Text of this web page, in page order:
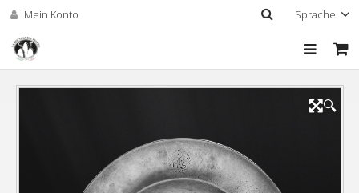
Mein Konto Sprache
Home
🔍